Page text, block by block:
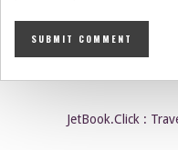
JetBook.Click :